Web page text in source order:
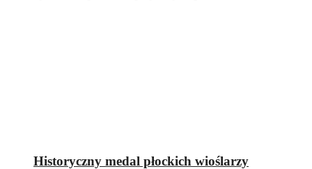
Historyczny medal płockich wioślarzy